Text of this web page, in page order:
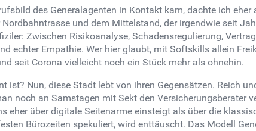
des Generalagenten in Kontakt kam, dachte ich
und dem Mittelstand, der irgendwie seit
Zwischen Risikoanalyse, Schadensregulierung,
echter Empathie. Wer hier glaubt, mit Softskills allein
seit Corona vielleicht noch ein Stück mehr als ohnehin.
ist? Nun, diese Stadt lebt von ihren Gegensätzen. Reich
noch an Samstagen mit Sekt den Versicherungsberater
eher über digitale Seitenarme einsteigt als über die
Bürozeiten spekuliert, wird enttäuscht. Das Modell